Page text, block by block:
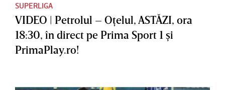
SUPERLIGA
VIDEO | Petrolul – Oţelul, ASTĂZI, ora
18:30, în direct pe Prima Sport 1 şi
PrimaPlay.ro!